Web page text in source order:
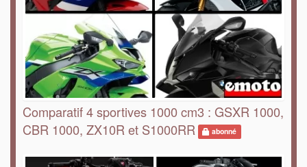
Comparatif 4 sportives 1000 cm3 : GSXR 1000,
CBR 1000, ZX10R et S1000RR
abonné